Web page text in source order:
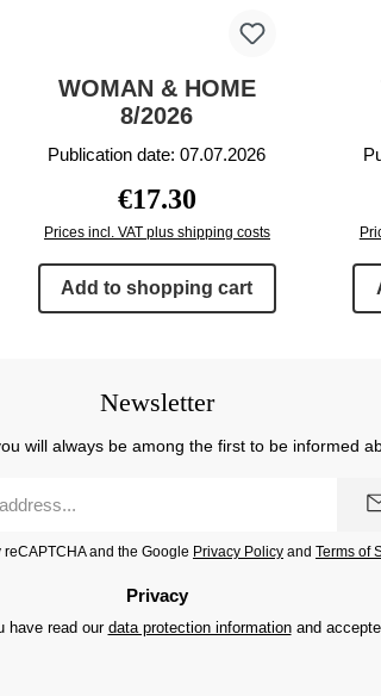
WOMAN & HOME
8/2026
Publication date: 07.07.2026
Regular price:
€17.30
Prices incl. VAT plus shipping costs
Add to shopping cart
Newsletter
will always be among the first to be informed
and the Google Privacy Policy and Terms of
Privacy
have read our data protection informationand